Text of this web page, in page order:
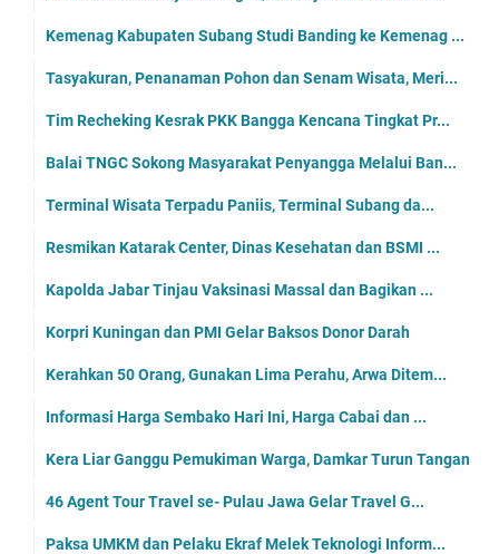
Kemenag Kabupaten Subang Studi Banding ke Kemenag ...
Tasyakuran, Penanaman Pohon dan Senam Wisata, Meri...
Tim Recheking Kesrak PKK Bangga Kencana Tingkat Pr...
Balai TNGC Sokong Masyarakat Penyangga Melalui Ban...
Terminal Wisata Terpadu Paniis, Terminal Subang da...
Resmikan Katarak Center, Dinas Kesehatan dan BSMI ...
Kapolda Jabar Tinjau Vaksinasi Massal dan Bagikan ...
Korpri Kuningan dan PMI Gelar Baksos Donor Darah
Kerahkan 50 Orang, Gunakan Lima Perahu, Arwa Ditem...
Informasi Harga Sembako Hari Ini, Harga Cabai dan ...
Kera Liar Ganggu Pemukiman Warga, Damkar Turun Tangan
46 Agent Tour Travel se- Pulau Jawa Gelar Travel G...
Paksa UMKM dan Pelaku Ekraf Melek Teknologi Inform...